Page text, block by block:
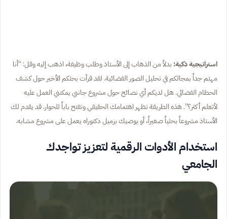
استراتيجية ذكية: بدلاً من الذهاب إلى الأستاذ وطلب وظيفة، اذهب إليه وقل: “أنا
مهتم جداً بمجالكم في تحليل الصور الفضائية. لقد قرأت بحثكم الأخير حول كشف
الحطام الفضائي. هل لديكم أي نصائح حول مشروع جانبي يمكنني العمل عليه
لأتعلم أكثر؟”. هذه الطريقة تظهر اهتمامك الحقيقي وتفتح باباً للحوار. قد يقدم لك
الأستاذ مشروعاً بحثياً صغيراً، أو يوصيك بزميل دكتوراه يعمل على مشروع مشابه.
استخدام الأدوات الرقمية لتعزيز تواجدك
الجامعي